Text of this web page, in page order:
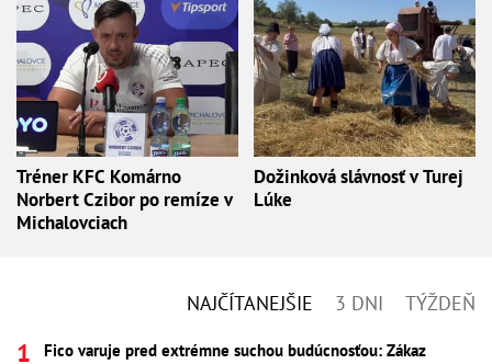
Tréner KFC Komárno
Norbert Czibor po remíze v
Michalovciach
Dožinková slávnosť v Turej
Lúke
NAJČÍTANEJŠIE 3 DNI TÝŽDEŇ
Fico varuje pred extrémne suchou budúcnosťou: Zákaz